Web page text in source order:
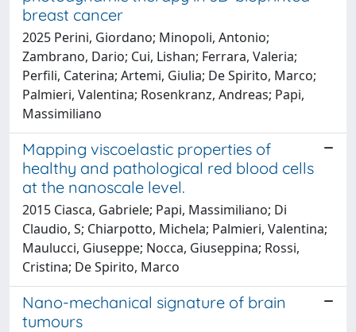
breast cancer
2025 Perini, Giordano; Minopoli, Antonio;
Zambrano, Dario; Cui, Lishan; Ferrara, Valeria;
Perfili, Caterina; Artemi, Giulia; De Spirito, Marco;
Palmieri, Valentina; Rosenkranz, Andreas; Papi,
Massimiliano
Mapping viscoelastic properties of
healthy and pathological red blood cells
at the nanoscale level.
2015 Ciasca, Gabriele; Papi, Massimiliano; Di
Claudio, S; Chiarpotto, Michela; Palmieri, Valentina;
Maulucci, Giuseppe; Nocca, Giuseppina; Rossi,
Cristina; De Spirito, Marco
Nano-mechanical signature of brain
tumours